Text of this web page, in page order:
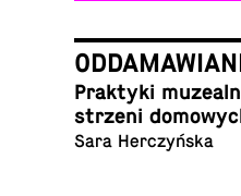
Prak­ty­ki
strze­ni
Sara Herczyńska